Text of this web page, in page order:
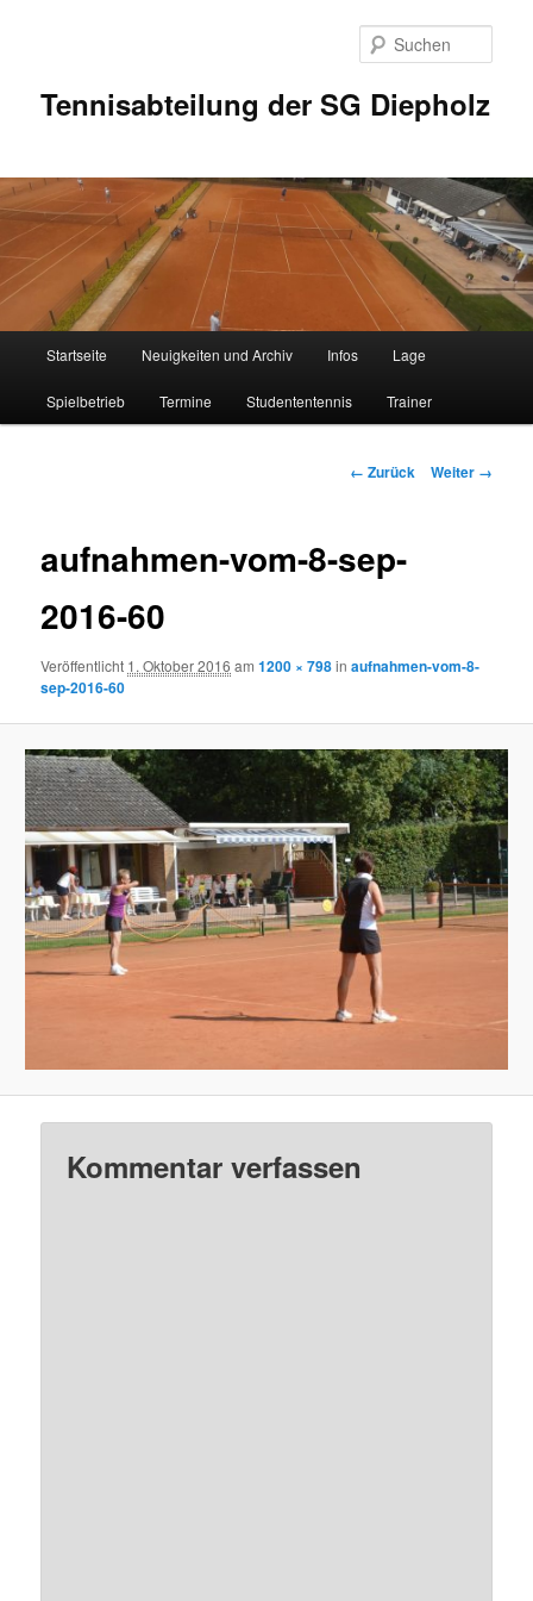
Tennisabteilung der SG Diepholz
Startseite Neuigkeiten und Archiv Infos Lage
Spielbetrieb Termine Studententennis Trainer
Bilder-
← Zurück Weiter →
aufnahmen-vom-8-sep-
2016-60
Veröffentlicht 1. Oktober 2016 am1200 × 798inaufnahmen-vom-8-
sep-2016-60
Kommentar verfassen